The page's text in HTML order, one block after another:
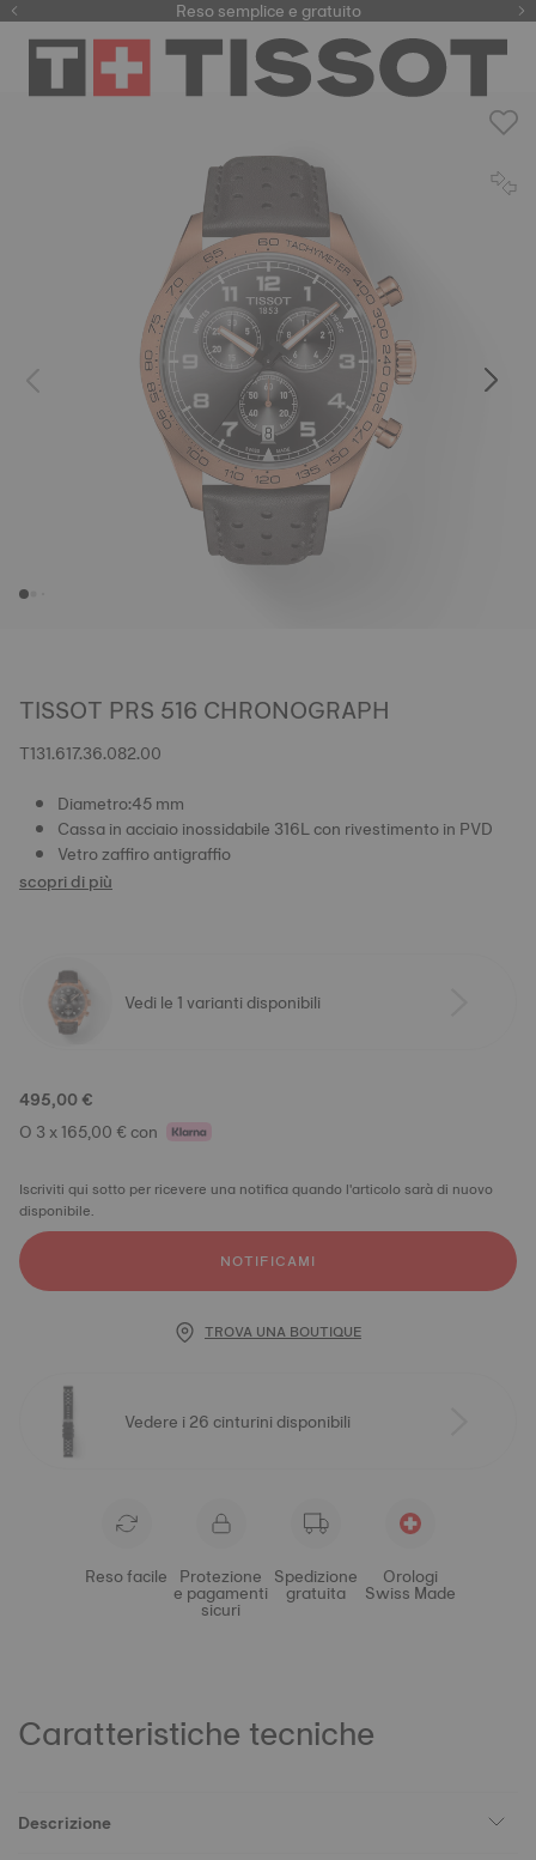
Reso semplice e gratuito
TISSOT PRS 516 CHRONOGRAPH
T131.617.36.082.00
Diametro:45 mm
Cassa in acciaio inossidabile 316L con rivestimento in PVD
Vetro zaffiro antigraffio
scopri di più
Vedi le 1 varianti disponibili
495,00 €
O 3 x 165,00 € con
Iscriviti qui sotto per ricevere una notifica quando l'articolo sarà di nuovo
disponibile.
NOTIFICAMI
TROVA UNA BOUTIQUE
Vedere i 26 cinturini disponibili
Reso facile Protezione
e pagamenti
sicuri
Spedizione
gratuita
Orologi
Swiss Made
Caratteristiche tecniche
Descrizione